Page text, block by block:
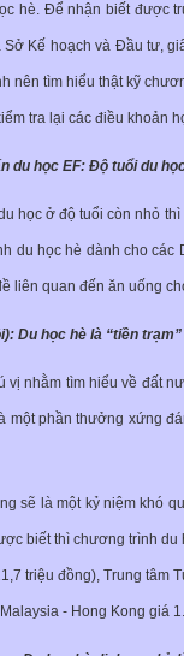
hè. Để nhận biết được
Kế hoạch và Đầu tư,
nên tìm hiểu thật kỹ
tra lại các điều khoản
du học EF: Độ tuổi du
học ở độ tuổi còn nhỏ
du học hè dành cho
liên quan đến ăn uống
Du học hè là “tiền
vị nhằm tìm hiểu về đất
một phần thưởng xứng
sẽ là một kỷ niệm khó
biết thì chương trình
triệu đồng), Trung tâm
- Hong Kong giá